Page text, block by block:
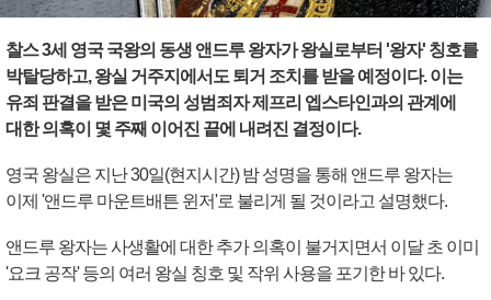
찰스 3세 영국 국왕의 동생 앤드루 왕자가 왕실로부터 '왕자' 칭호를
박탈당하고, 왕실 거주지에서도 퇴거 조치를 받을 예정이다. 이는
유죄 판결을 받은 미국의 성범죄자 제프리 엡스타인과의 관계에
대한 의혹이 몇 주째 이어진 끝에 내려진 결정이다.
영국 왕실은 지난 30일(현지시간) 밤 성명을 통해 앤드루 왕자는
이제 '앤드루 마운트배튼 윈저'로 불리게 될 것이라고 설명했다.
앤드루 왕자는 사생활에 대한 추가 의혹이 불거지면서 이달 초 이미
'요크 공작' 등의 여러 왕실 칭호 및 작위 사용을 포기한 바 있다.